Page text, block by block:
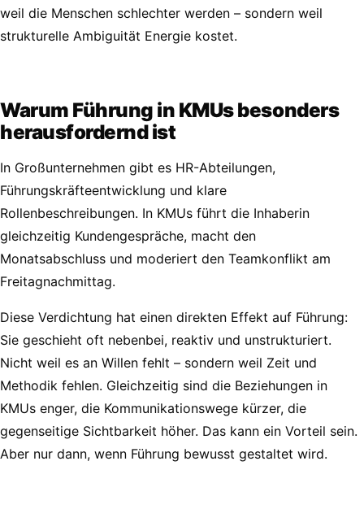
weil die Menschen schlechter werden – sondern weil
strukturelle Ambiguität Energie kostet.
Warum Führung in KMUs besonders
herausfordernd ist
In Großunternehmen gibt es HR-Abteilungen,
Führungskräfteentwicklung und klare
Rollenbeschreibungen. In KMUs führt die Inhaberin
gleichzeitig Kundengespräche, macht den
Monatsabschluss und moderiert den Teamkonflikt am
Freitagnachmittag.
Diese Verdichtung hat einen direkten Effekt auf Führung:
Sie geschieht oft nebenbei, reaktiv und unstrukturiert.
Nicht weil es an Willen fehlt – sondern weil Zeit und
Methodik fehlen. Gleichzeitig sind die Beziehungen in
KMUs enger, die Kommunikationswege kürzer, die
gegenseitige Sichtbarkeit höher. Das kann ein Vorteil sein.
Aber nur dann, wenn Führung bewusst gestaltet wird.